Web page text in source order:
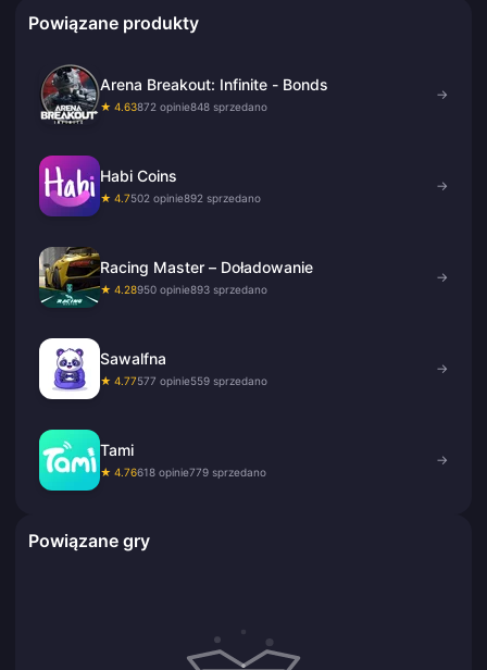
Powiązane produkty
Arena Breakout: Infinite - Bonds
★ 4.63872 opinie848 sprzedano
→
Habi Coins
★ 4.7502 opinie892 sprzedano
→
Racing Master – Doładowanie
★ 4.28950 opinie893 sprzedano
→
Sawalfna
★ 4.77577 opinie559 sprzedano
→
Tami
★ 4.76618 opinie779 sprzedano
→
Powiązane gry